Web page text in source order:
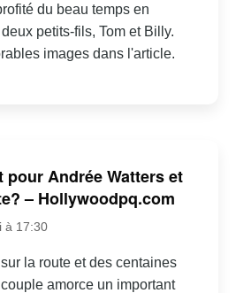
du beau temps en
petits-fils, Tom et Billy.
images dans l'article.
pour Andrée Watters et
– Hollywoodpq.com
à 17:30
la route et des centaines
amorce un important